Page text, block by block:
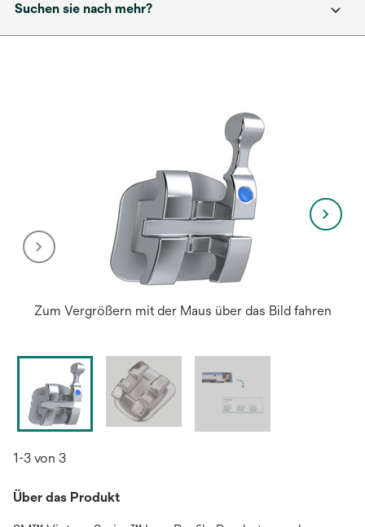
Suchen sie nach mehr?
Zum Vergrößern mit der Maus über das Bild fahren
1-3 von 3
Über das Produkt